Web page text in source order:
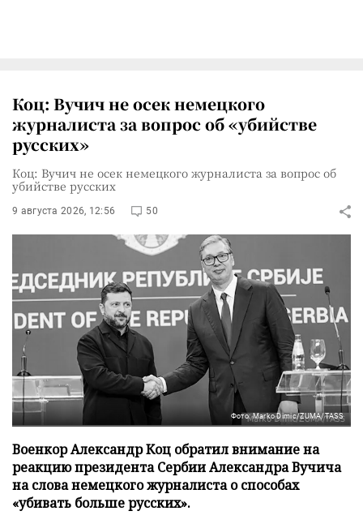
Коц: Вучич не осек немецкого
журналиста за вопрос об «убийстве
русских»
Коц: Вучич не осек немецкого журналиста за вопрос об
убийстве русских
9 августа 2026, 12:56 50
Фото: Marko Dimic/ZUMA/TASS
Военкор Александр Коц обратил внимание на
реакцию президента Сербии Александра Вучича
на слова немецкого журналиста о способах
«убивать больше русских».